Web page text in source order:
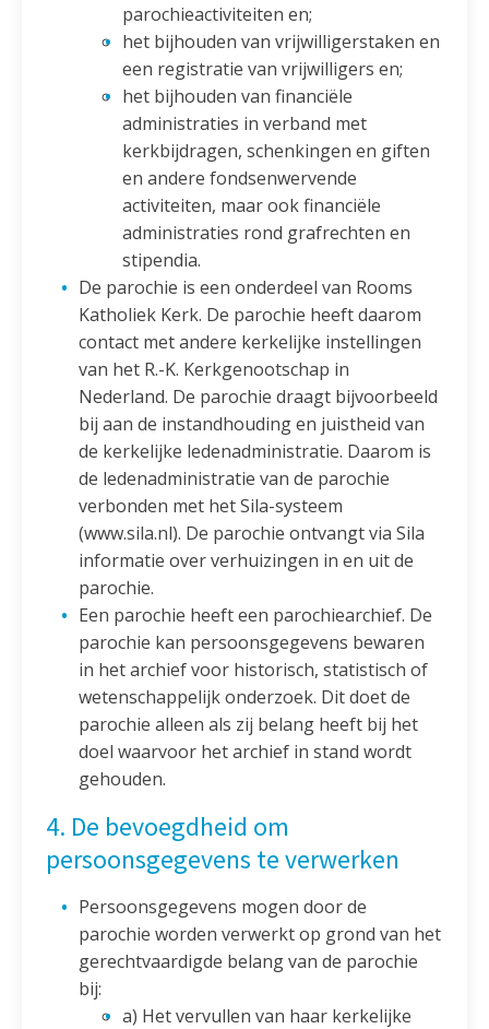
parochieactiviteiten en;
het bijhouden van vrijwilligerstaken en
een registratie van vrijwilligers en;
het bijhouden van financiële
administraties in verband met
kerkbijdragen, schenkingen en giften
en andere fondsenwervende
activiteiten, maar ook financiële
administraties rond grafrechten en
stipendia.
De parochie is een onderdeel van Rooms
Katholiek Kerk. De parochie heeft daarom
contact met andere kerkelijke instellingen
van het R.-K. Kerkgenootschap in
Nederland. De parochie draagt bijvoorbeeld
bij aan de instandhouding en juistheid van
de kerkelijke ledenadministratie. Daarom is
de ledenadministratie van de parochie
verbonden met het Sila-systeem
(www.sila.nl). De parochie ontvangt via Sila
informatie over verhuizingen in en uit de
parochie.
Een parochie heeft een parochiearchief. De
parochie kan persoonsgegevens bewaren
in het archief voor historisch, statistisch of
wetenschappelijk onderzoek. Dit doet de
parochie alleen als zij belang heeft bij het
doel waarvoor het archief in stand wordt
gehouden.
4. De bevoegdheid om
persoonsgegevens te verwerken
Persoonsgegevens mogen door de
parochie worden verwerkt op grond van het
gerechtvaardigde belang van de parochie
bij:
a) Het vervullen van haar kerkelijke